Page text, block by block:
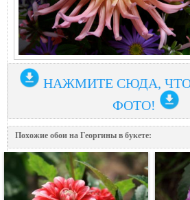
НАЖМИТЕ СЮДА,
ФОТО!
Похожие обои на Георгины в букете: